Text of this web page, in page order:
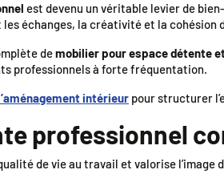
est devenu un véritable levier de
échanges, la créativité et la cohésion
demobilier pour espace détente
professionnels à forte fréquentation.
intérieur pour structurer
professionnel
de vie au travail et valorise